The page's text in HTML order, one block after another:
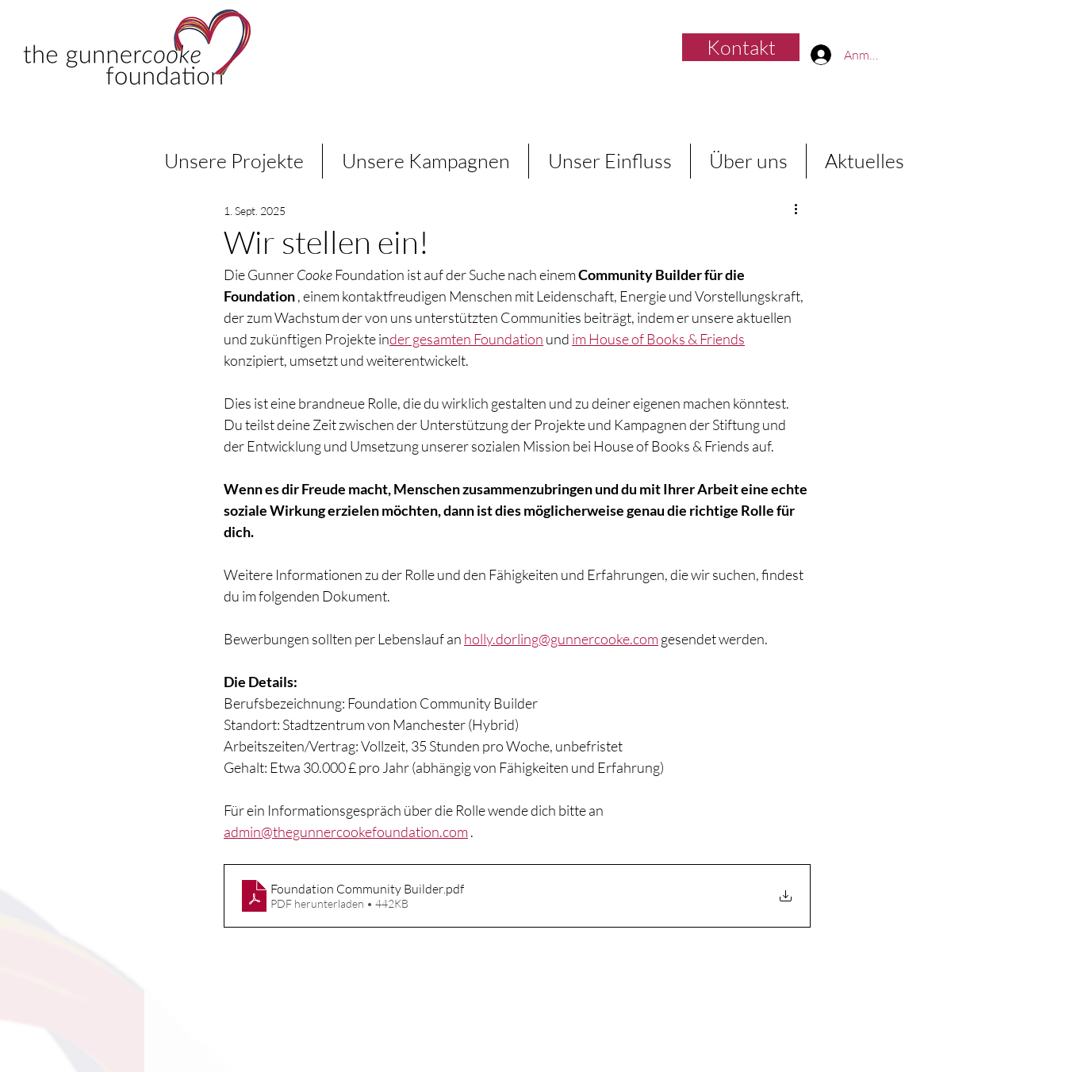
Kontakt Anmelden
Unsere Projekte Unsere Kampagnen Unser Einfluss Über uns Aktuelles
Wir stellen ein!
1. Sept. 2025
Die Gunner Cooke Foundation ist auf der Suche nach einem Community Builder für die
Foundation , einem kontaktfreudigen Menschen mit Leidenschaft, Energie und Vorstellungskraft,
der zum Wachstum der von uns unterstützten Communities beiträgt, indem er unsere aktuellen
und zukünftigen Projekte inder gesamten Foundation und im House of Books & Friends
konzipiert, umsetzt und weiterentwickelt.
Dies ist eine brandneue Rolle, die du wirklich gestalten und zu deiner eigenen machen könntest.
Du teilst deine Zeit zwischen der Unterstützung der Projekte und Kampagnen der Stiftung und
der Entwicklung und Umsetzung unserer sozialen Mission bei House of Books & Friends auf.
Wenn es dir Freude macht, Menschen zusammenzubringen und du mit Ihrer Arbeit eine echte
soziale Wirkung erzielen möchten, dann ist dies möglicherweise genau die richtige Rolle für
dich.
Weitere Informationen zu der Rolle und den Fähigkeiten und Erfahrungen, die wir suchen, findest
du im folgenden Dokument.
Bewerbungen sollten per Lebenslauf an holly.dorling@gunnercooke.com gesendet werden.
Die Details:
Berufsbezeichnung: Foundation Community Builder
Standort: Stadtzentrum von Manchester (Hybrid)
Arbeitszeiten/Vertrag: Vollzeit, 35 Stunden pro Woche, unbefristet
Gehalt: Etwa 30.000 £ pro Jahr (abhängig von Fähigkeiten und Erfahrung)
Für ein Informationsgespräch über die Rolle wende dich bitte an
admin@thegunnercookefoundation.com .
Foundation Community Builder.pdf
PDF herunterladen • 442KB